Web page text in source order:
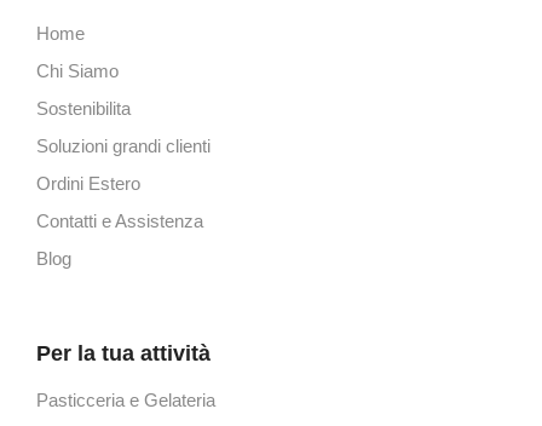
Home
Chi Siamo
Sostenibilita
Soluzioni grandi clienti
Ordini Estero
Contatti e Assistenza
Blog
Per la tua attività
Pasticceria e Gelateria